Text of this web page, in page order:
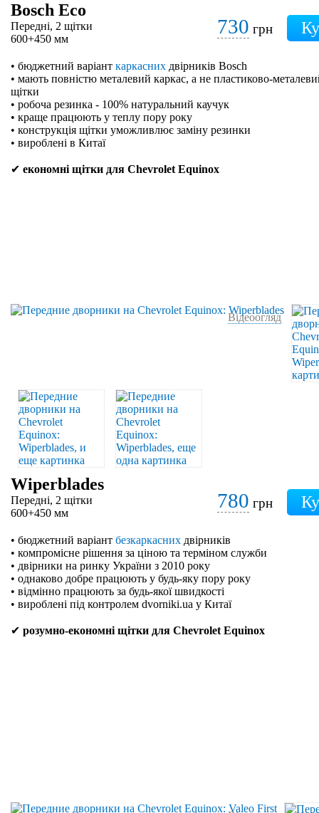
Bosch Eco
Передні, 2 щітки
600+450 мм
730 грн
• бюджетний варіант каркасних двірників Bosch
• мають повністю металевий каркас, а не пластиково-
щітки
• робоча резинка - 100% натуральний каучук
• краще працюють у теплу пору року
• конструкція щітки уможливлює заміну резинки
• вироблені в Китаї
✔ економні щітки для Chevrolet Equinox
Відеоогляд
Wiperblades
Передні, 2 щітки
600+450 мм
780 грн
• бюджетний варіант безкаркасних двірників
• компромісне рішення за ціною та терміном служби
• двірники на ринку України з 2010 року
• однаково добре працюють у будь-яку пору року
• відмінно працюють за будь-якої швидкості
• вироблені під контролем dvorniki.ua у Китаї
✔ розумно-економні щітки для Chevrolet Equinox